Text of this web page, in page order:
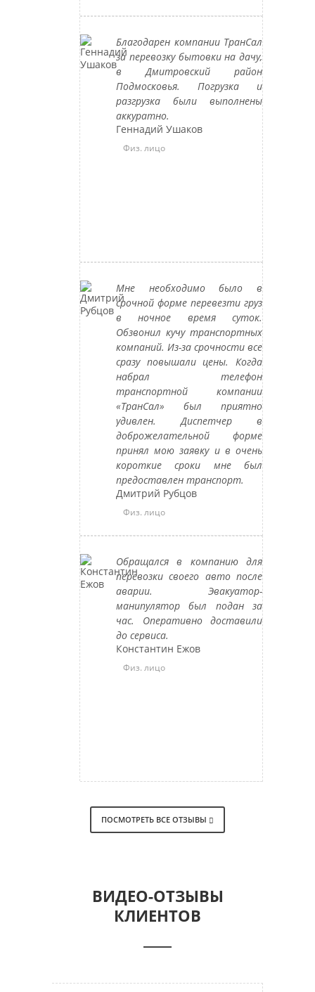
Благодарен компании ТранСал
за перевозку бытовки на дачу,
в Дмитровский район
Подмосковья. Погрузка и
разгрузка были выполнены
аккуратно.
Геннадий Ушаков
Физ. лицо
Мне необходимо было в
срочной форме перевезти груз
в ночное время суток.
Обзвонил кучу транспортных
компаний. Из-за срочности все
сразу повышали цены. Когда
набрал телефон
транспортной компании
«ТранСал» был приятно
удивлен. Диспетчер в
доброжелательной форме
принял мою заявку и в очень
короткие сроки мне был
предоставлен транспорт.
Дмитрий Рубцов
Физ. лицо
Обращался в компанию для
перевозки своего авто после
аварии. Эвакуатор-
манипулятор был подан за
час. Оперативно доставили
до сервиса.
Константин Ежов
Физ. лицо
ПОСМОТРЕТЬ ВСЕ ОТЗЫВЫ
ВИДЕО-ОТЗЫВЫ
КЛИЕНТОВ